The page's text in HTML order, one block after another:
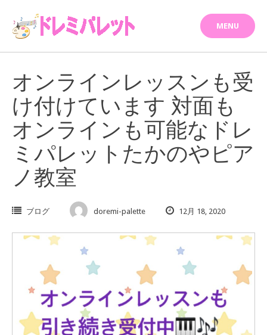
content
MENU
オンラインレッスンも受
け付けています 対面も
オンラインも可能なドレ
ミパレットたかのやピア
ノ教室
ブログ doremi-palette 12月 18, 2020